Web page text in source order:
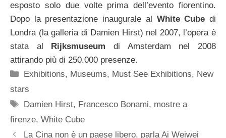
esposto solo due volte prima dell’evento fiorentino.
Dopo la presentazione inaugurale al White Cube di
Londra (la galleria di Damien Hirst) nel 2007, l’opera è
stata al Rijksmuseum di Amsterdam nel 2008
attirando più di 250.000 presenze.
Categorie
Exhibitions, Museums, Must See Exhibitions, New
stars
Tag
Damien Hirst, Francesco Bonami, mostre a
firenze, White Cube
La Cina non è un paese libero, parla Ai Weiwei